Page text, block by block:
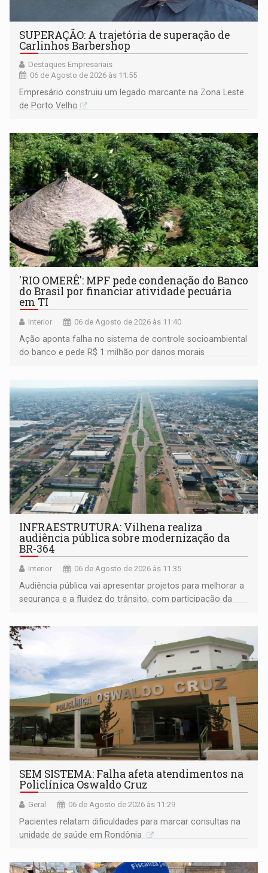
SUPERAÇÃO: A trajetória de superação de
Carlinhos Barbershop
Destaques Empresariais
06 de Agosto de 2026 às 11:55
Empresário construiu um legado marcante na Zona Leste
de Porto Velho
'RIO OMERÊ': MPF pede condenação do Banco
do Brasil por financiar atividade pecuária
em TI
Interior 06 de Agosto de 2026 às 11:40
Ação aponta falha no sistema de controle socioambiental
do banco e pede R$ 1 milhão por danos morais
INFRAESTRUTURA: Vilhena realiza
audiência pública sobre modernização da
BR-364
Interior 06 de Agosto de 2026 às 11:35
Audiência pública vai apresentar projetos para melhorar a
segurança e a fluidez do trânsito, com participação da
SEM SISTEMA: Falha afeta atendimentos na
Policlínica Oswaldo Cruz
Geral 06 de Agosto de 2026 às 11:29
Pacientes relatam dificuldades para marcar consultas na
unidade de saúde em Rondônia